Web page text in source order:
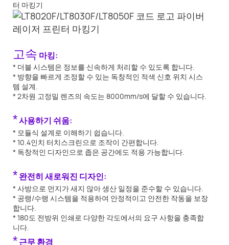
고속 마킹:
* 더블 시스템은 정보를 신속하게 처리할 수 있도록 합니다.
* 방향을 빠르게 조정할 수 있는 독창적인 적색 신호 위치 시스
템 설계.
* 2차원 고정밀 렌즈의 속도는 8000mm/s에 달할 수 있습니다.
*사용하기 쉬움:
* 모듈식 설계로 이해하기 쉽습니다.
* 10.4인치 터치스크린으로 조작이 간편합니다.
* 독창적인 디자인으로 좁은 공간에도 적용 가능합니다.
*완전히 새로워진 디자인:
* 사방으로 먼지가 새지 않아 생산 일정을 준수할 수 있습니다.
* 공랭/수랭 시스템을 적용하여 안정적이고 안전한 작동을 보장
합니다.
* 180도 전방위 인쇄로 다양한 각도에서의 요구 사항을 충족합
니다.
*근무 환경